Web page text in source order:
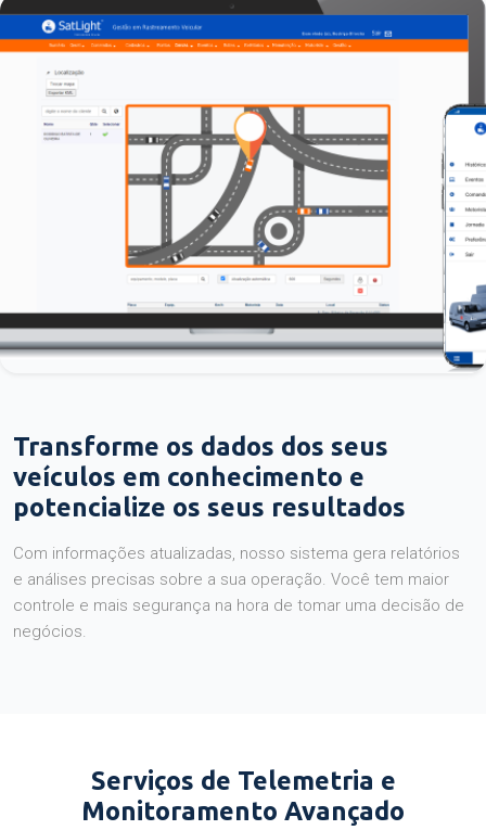
Transforme os dados dos seus
veículos em conhecimento e
potencialize os seus resultados
Com informações atualizadas, nosso sistema gera relatórios
e análises precisas sobre a sua operação. Você tem maior
controle e mais segurança na hora de tomar uma decisão de
negócios.
Serviços de Telemetria e
Monitoramento Avançado